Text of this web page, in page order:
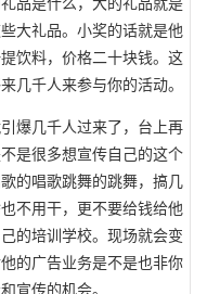
大礼品。小奖的话就是他
饮料，价格二十块钱。这
几千人来参与你的活动。
爆几千人过来了，台上再
是很多想宣传自己的这个
的唱歌跳舞的跳舞，搞几
不用干，更不要给钱给他
的培训学校。现场就会变
的广告业务是不是也非你
宣传的机会。